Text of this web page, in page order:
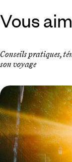
Vous
Conseils pratiques,
son voyage